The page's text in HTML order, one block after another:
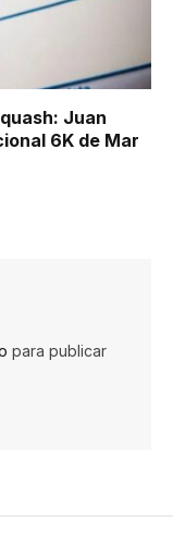
Juan
6K de Mar
para publicar